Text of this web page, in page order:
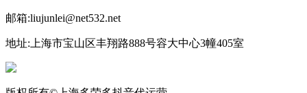
邮箱:liujunlei@net532.net
地址:上海市宝山区丰翔路888号容大中心3幢405室